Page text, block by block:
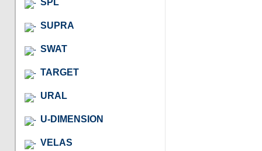
SUPRA
SWAT
TARGET
URAL
U-DIMENSION
VELAS